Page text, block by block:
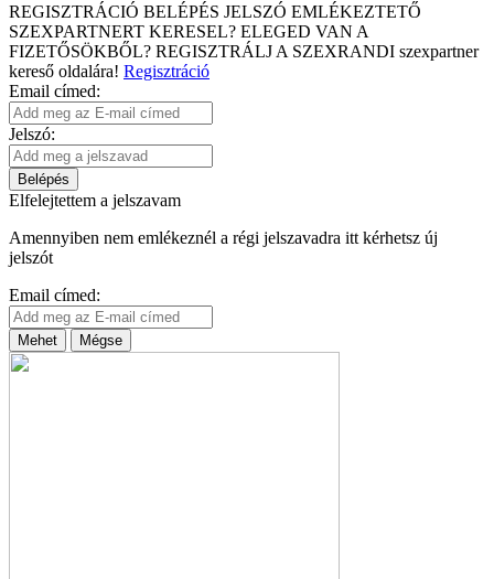
REGISZTRÁCIÓ BELÉPÉS JELSZÓ EMLÉKEZTETŐ
SZEXPARTNERT KERESEL? ELEGED VAN A
FIZETŐSÖKBŐL? REGISZTRÁLJ A SZEXRANDI szexpartner
kereső oldalára! Regisztráció
Email címed:
Jelszó:
Belépés
Elfelejtettem a jelszavam
Amennyiben nem emlékeznél a régi jelszavadra itt kérhetsz új
jelszót
Email címed:
Mehet Mégse